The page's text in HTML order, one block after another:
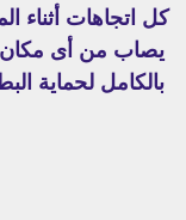
كل اتجاهات أثناء
يصاب من أى مكان
بالكامل لحماية